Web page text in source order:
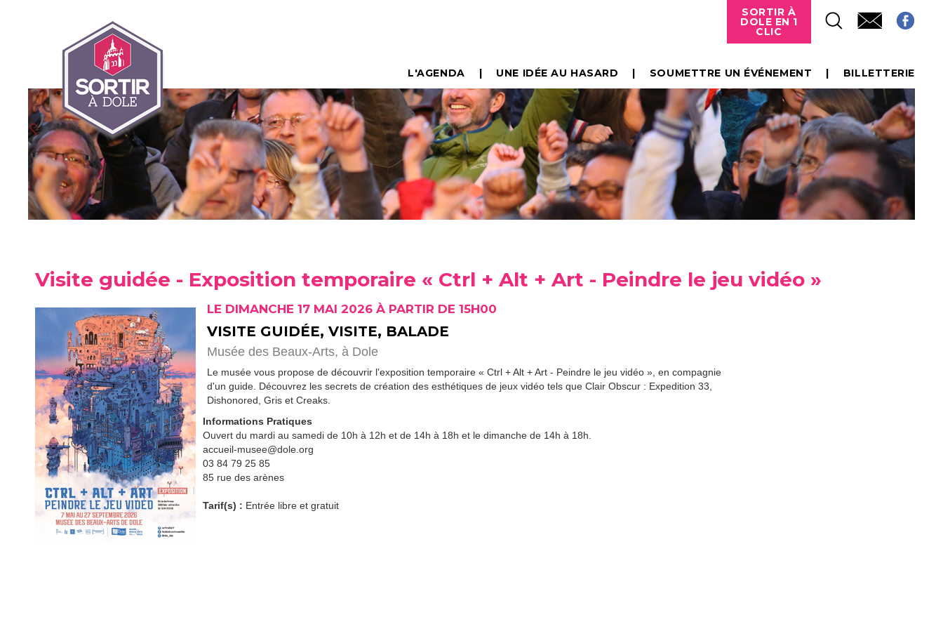
SORTIR À
DOLE EN 1
CLIC
L'AGENDA UNE IDÉE AU HASARD SOUMETTRE UN ÉVÉNEMENT BILLETTERIE
Visite guidée - Exposition temporaire « Ctrl + Alt + Art - Peindre le jeu vidéo »
LE DIMANCHE 17 MAI 2026 À PARTIR DE 15H00
VISITE GUIDÉE, VISITE, BALADE
Musée des Beaux-Arts, à Dole
Le musée vous propose de découvrir l'exposition temporaire « Ctrl + Alt + Art - Peindre le jeu vidéo », en compagnie
d'un guide. Découvrez les secrets de création des esthétiques de jeux vidéo tels que Clair Obscur : Expedition 33,
Dishonored, Gris et Creaks.
Informations Pratiques
Ouvert du mardi au samedi de 10h à 12h et de 14h à 18h et le dimanche de 14h à 18h.
accueil-musee@dole.org
03 84 79 25 85
85 rue des arènes
Tarif(s) : Entrée libre et gratuit